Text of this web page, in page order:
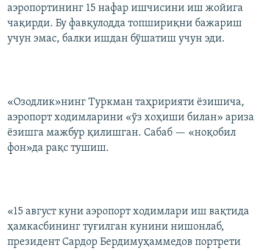
аэропортининг 15 нафар ишчисини иш жойига
чақирди. Бу фавқулодда топшириқни бажариш
учун эмас, балки ишдан бўшатиш учун эди.
«Озодлик»нинг Туркман таҳририяти ёзишича,
аэропорт ходимларини «ўз хоҳиши билан» ариза
ёзишга мажбур қилишган. Сабаб — «ноқобил
фон»да рақс тушиш.
«15 август куни аэропорт ходимлари иш вақтида
ҳамкасбининг туғилган кунини нишонлаб,
президент Сардор Бердимуҳаммедов портрети